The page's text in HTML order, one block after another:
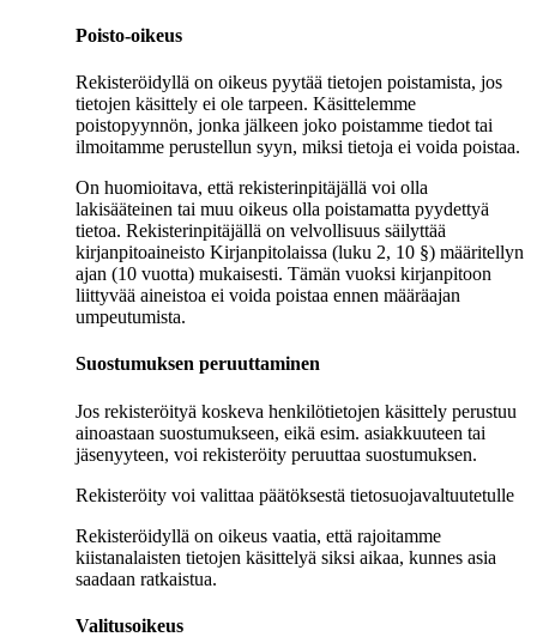
Poisto-oikeus
Rekisteröidyllä on oikeus pyytää tietojen poistamista, jos
tietojen käsittely ei ole tarpeen. Käsittelemme
poistopyynnön, jonka jälkeen joko poistamme tiedot tai
ilmoitamme perustellun syyn, miksi tietoja ei voida poistaa.
On huomioitava, että rekisterinpitäjällä voi olla
lakisääteinen tai muu oikeus olla poistamatta pyydettyä
tietoa. Rekisterinpitäjällä on velvollisuus säilyttää
kirjanpitoaineisto Kirjanpitolaissa (luku 2, 10 §) määritellyn
ajan (10 vuotta) mukaisesti. Tämän vuoksi kirjanpitoon
liittyvää aineistoa ei voida poistaa ennen määräajan
umpeutumista.
Suostumuksen peruuttaminen
Jos rekisteröityä koskeva henkilötietojen käsittely perustuu
ainoastaan suostumukseen, eikä esim. asiakkuuteen tai
jäsenyyteen, voi rekisteröity peruuttaa suostumuksen.
Rekisteröity voi valittaa päätöksestä tietosuojavaltuutetulle
Rekisteröidyllä on oikeus vaatia, että rajoitamme
kiistanalaisten tietojen käsittelyä siksi aikaa, kunnes asia
saadaan ratkaistua.
Valitusoikeus